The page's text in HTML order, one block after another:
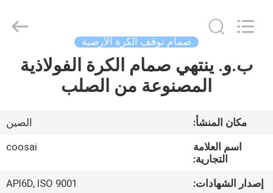
المنزل
حولنا
جولة
صمام توقف الكرة الأرضية
ب.و. ينتهي صمام الكرة الفولاذية
المصنوعة من الصلب
مكان المنشأ:
الصين
اسم العلامة
التجارية:
coosai
إصدار الشهادات:
API6D, ISO 9001